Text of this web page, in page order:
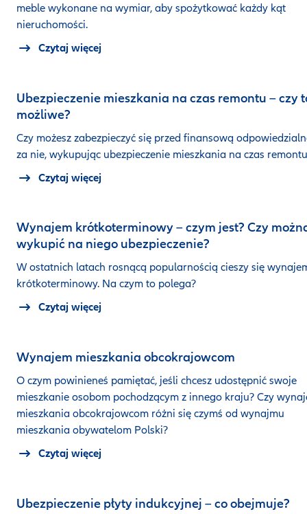
meble wykonane na wymiar, aby spożytkować każdy kąt
nieruchomości.
Czytaj więcej
Ubezpieczenie mieszkania na czas remontu – czy
możliwe?
Czy możesz zabezpieczyć się przed finansową
za nie, wykupując ubezpieczenie mieszkania na czas
Czytaj więcej
Wynajem krótkoterminowy – czym jest? Czy
wykupić na niego ubezpieczenie?
W ostatnich latach rosnącą popularnością cieszy się
krótkoterminowy. Na czym to polega?
Czytaj więcej
Wynajem mieszkania obcokrajowcom
O czym powinieneś pamiętać, jeśli chcesz udostępnić swoje
mieszkanie osobom pochodzącym z innego kraju? Czy
mieszkania obcokrajowcom różni się czymś od wynajmu
mieszkania obywatelom Polski?
Czytaj więcej
Ubezpieczenie płyty indukcyjnej – co obejmuje?